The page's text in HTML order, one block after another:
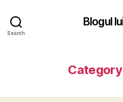
Search
Blogul